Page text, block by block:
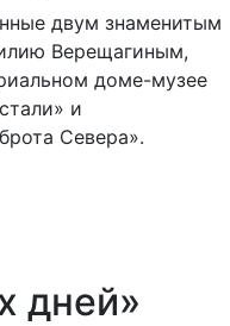
двум знаменитым
Верещагиным,
доме-музее
и
Севера».
дней»